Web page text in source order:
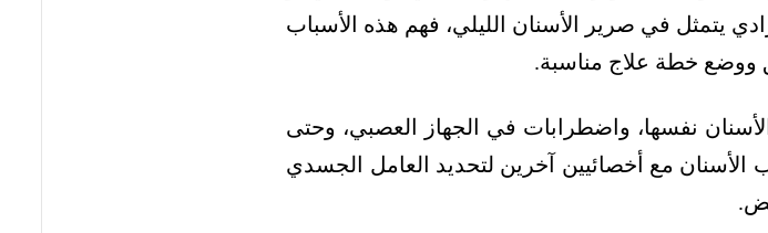
يتمثل في صرير الأسنان الليلي، فهم هذه الأسباب
ووضع خطة علاج مناسبة.
نفسها، واضطرابات في الجهاز العصبي، وحتى
الأسنان مع أخصائيين آخرين لتحديد العامل الجسدي